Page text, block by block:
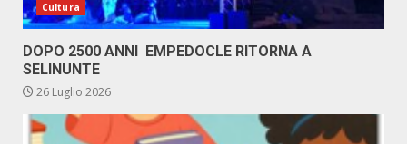
Cultura
DOPO 2500 ANNI EMPEDOCLE RITORNA A
SELINUNTE
26 Luglio 2026